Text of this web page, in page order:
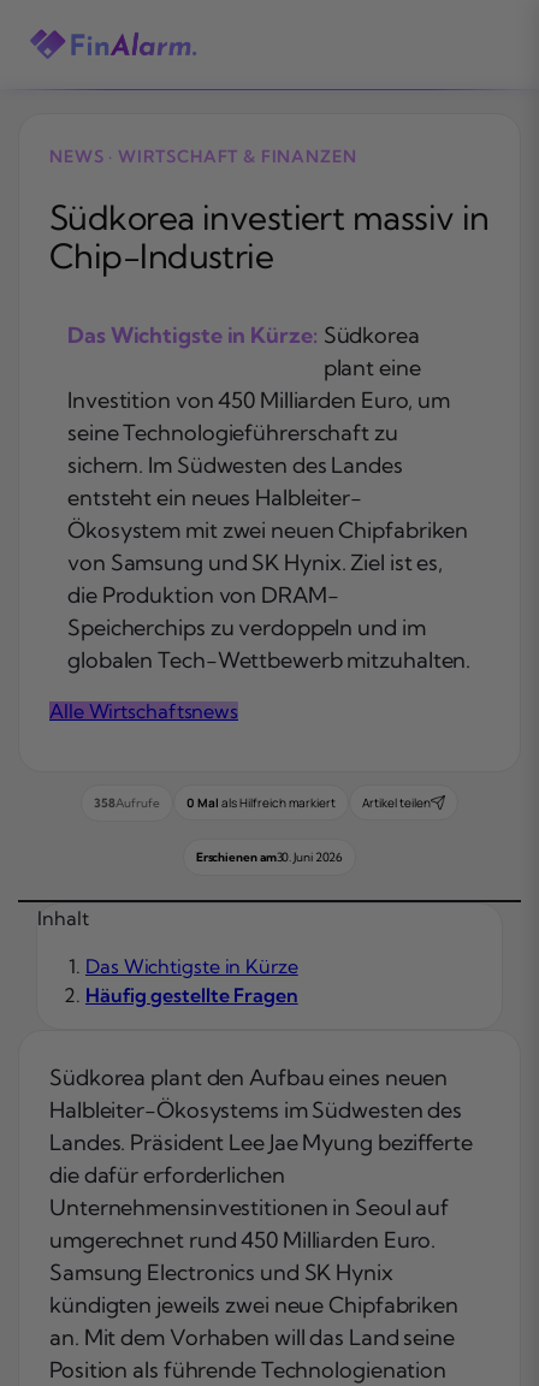
Inhalt
NEWS · WIRTSCHAFT & FINANZEN
Südkorea investiert massiv in
Chip-Industrie
Das Wichtigste in Kürze: Südkorea
plant eine
Investition von 450 Milliarden Euro, um
seine Technologieführerschaft zu
sichern. Im Südwesten des Landes
entsteht ein neues Halbleiter-
Ökosystem mit zwei neuen Chipfabriken
von Samsung und SK Hynix. Ziel ist es,
die Produktion von DRAM-
Speicherchips zu verdoppeln und im
globalen Tech-Wettbewerb mitzuhalten.
Alle Wirtschaftsnews
358Aufrufe 0 Mal als Hilfreich markiert Artikel teilen
Erschienen am30. Juni 2026
Inhalt
Das Wichtigste in Kürze
Häufig gestellte Fragen
Südkorea plant den Aufbau eines neuen
Halbleiter-Ökosystems im Südwesten des
Landes. Präsident Lee Jae Myung bezifferte
die dafür erforderlichen
Unternehmensinvestitionen in Seoul auf
umgerechnet rund 450 Milliarden Euro.
Samsung Electronics und SK Hynix
kündigten jeweils zwei neue Chipfabriken
an. Mit dem Vorhaben will das Land seine
Position als führende Technologienation